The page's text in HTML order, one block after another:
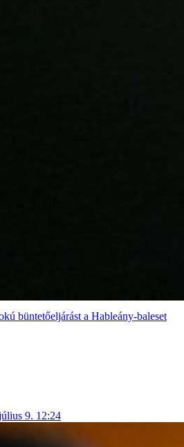
büntetőeljárást a Hableány-baleset
9. 12:24